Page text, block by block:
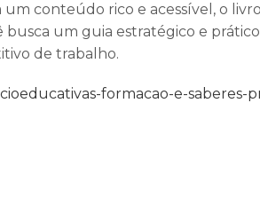
conteúdo rico e acessível, o
busca um guia estratégico e
de trabalho.
formacao-e-saberes-